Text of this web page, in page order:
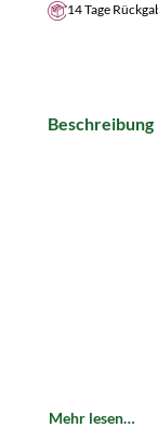
14 Tage
Beschreibung
Mehr lesen…